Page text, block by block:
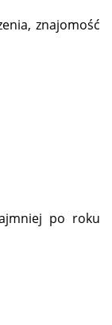
znajomość
po roku